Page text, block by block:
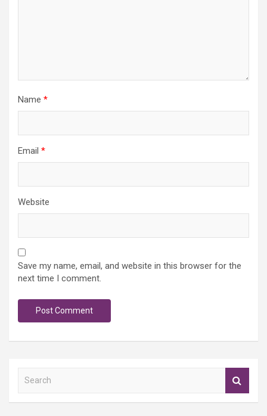
Name *
Email *
Website
Save my name, email, and website in this browser for the
next time I comment.